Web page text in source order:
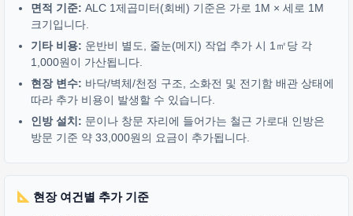
면적 기준: ALC 1제곱미터(회베) 기준은 가로 1M × 세로 1M
크기입니다.
기타 비용: 운반비 별도, 줄눈(메지) 작업 추가 시 1㎡당 각
1,000원이 가산됩니다.
현장 변수: 바닥/벽체/천정 구조, 소화전 및 전기함 배관 상태에
따라 추가 비용이 발생할 수 있습니다.
인방 설치: 문이나 창문 자리에 들어가는 철근 가로대 인방은
방문 기준 약 33,000원의 요금이 추가됩니다.
현장 여건별 추가 기준